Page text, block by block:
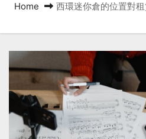
Home 西環迷你倉的位置對